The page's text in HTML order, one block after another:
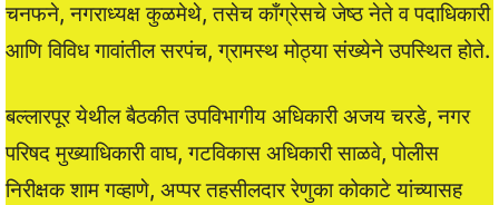
चनफने, नगराध्यक्ष कुळमेथे, तसेच काँग्रेसचे जेष्ठ नेते व पदाधिकारी
आणि विविध गावांतील सरपंच, ग्रामस्थ मोठ्या संख्येने उपस्थित होते.
बल्लारपूर येथील बैठकीत उपविभागीय अधिकारी अजय चरडे, नगर
परिषद मुख्याधिकारी वाघ, गटविकास अधिकारी साळवे, पोलीस
निरीक्षक शाम गव्हाणे, अप्पर तहसीलदार रेणुका कोकाटे यांच्यासह